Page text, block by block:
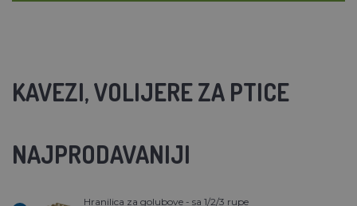
KAVEZI, VOLIJERE ZA PTICE
NAJPRODAVANIJI
Hranilica za golubove - sa 1/2/3 rupe